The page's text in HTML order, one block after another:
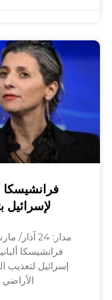
فرانشيسكا
لإسرائيل
فرانشيسكا
إسرائيل لتعذيب